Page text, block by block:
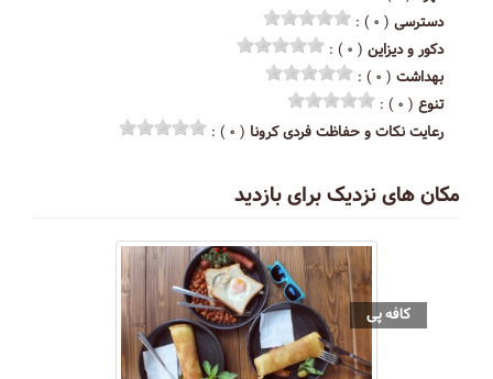
دسترسی ( ۰ ) :
دکور و دیزاین ( ۰ ) :
بهداشت ( ۰ ) :
تنوع ( ۰ ) :
رعایت نکات و حفاظت فردی کرونا ( ۰ ) :
مکان های نزدیک برای بازدید
کافه پی